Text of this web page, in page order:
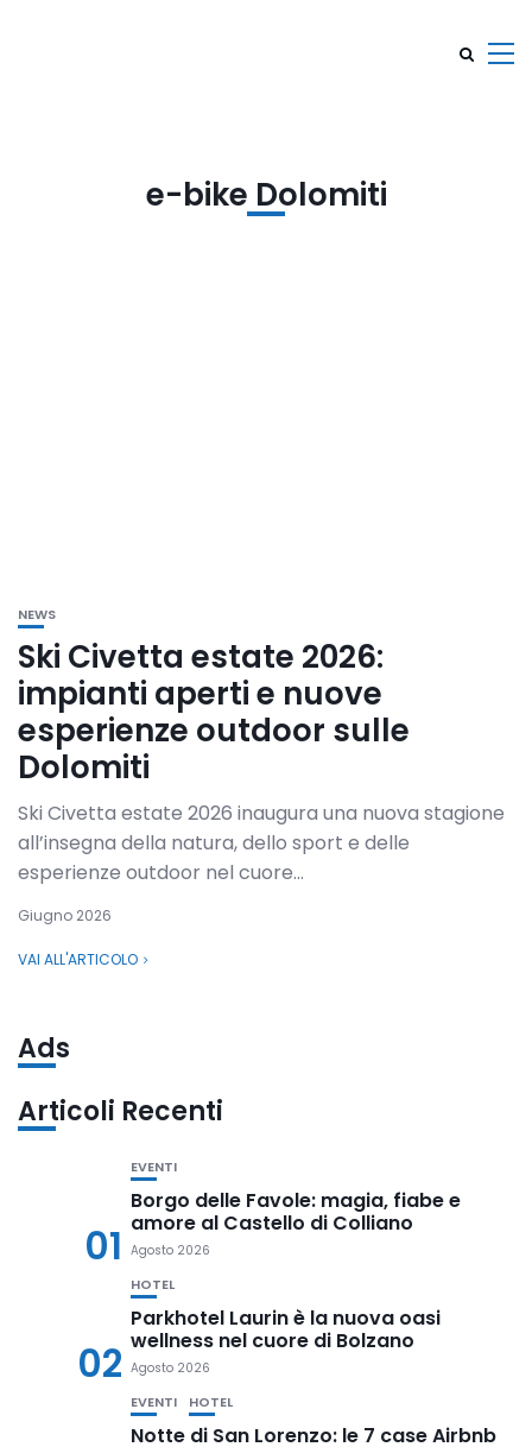
e-bike Dolomiti
NEWS
Ski Civetta estate 2026:
impianti aperti e nuove
esperienze outdoor sulle
Dolomiti
Ski Civetta estate 2026 inaugura una nuova stagione
all’insegna della natura, dello sport e delle
esperienze outdoor nel cuore...
Giugno 2026
VAI ALL'ARTICOLO
Ads
Articoli Recenti
01
EVENTI
Borgo delle Favole: magia, fiabe e
amore al Castello di Colliano
Agosto 2026
02
HOTEL
Parkhotel Laurin è la nuova oasi
wellness nel cuore di Bolzano
Agosto 2026
EVENTI HOTEL
Notte di San Lorenzo: le 7 case Airbnb